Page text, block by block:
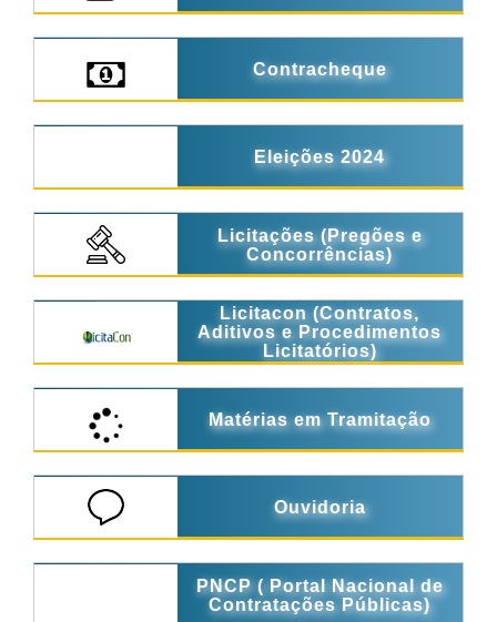
Contracheque
Eleições 2024
Licitações (Pregões e
Concorrências)
Licitacon (Contratos,
Aditivos e Procedimentos
Licitatórios)
Matérias em Tramitação
Ouvidoria
PNCP ( Portal Nacional de
Contratações Públicas)